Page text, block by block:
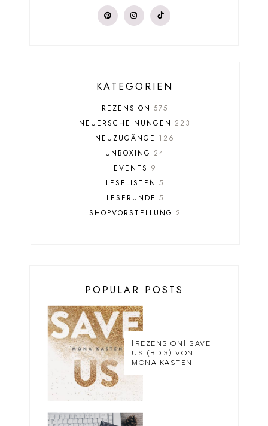
KATEGORIEN
REZENSION 575
NEUERSCHEINUNGEN 223
NEUZUGÄNGE 126
UNBOXING 24
EVENTS 9
LESELISTEN 5
LESERUNDE 5
SHOPVORSTELLUNG 2
POPULAR POSTS
[REZENSION] SAVE
US (BD.3) VON
MONA KASTEN